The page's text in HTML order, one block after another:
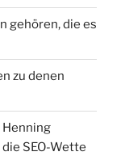
gehören, die es
zu denen
die SEO-Wette